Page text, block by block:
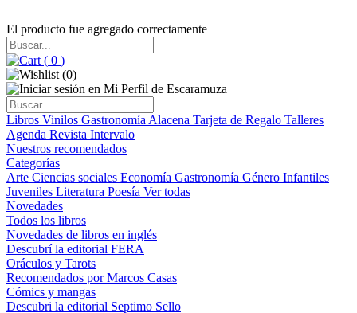
El producto fue agregado correctamente
( 0 )
(0)
Libros Vinilos Gastronomía Alacena Tarjeta de Regalo Talleres
Agenda Revista Intervalo
Nuestros recomendados
Categorías
Arte Ciencias sociales Economía Gastronomía Género Infantiles
Juveniles Literatura Poesía Ver todas
Novedades
Todos los libros
Novedades de libros en inglés
Descubrí la editorial FERA
Oráculos y Tarots
Recomendados por Marcos Casas
Cómics y mangas
Descubri la editorial Septimo Sello